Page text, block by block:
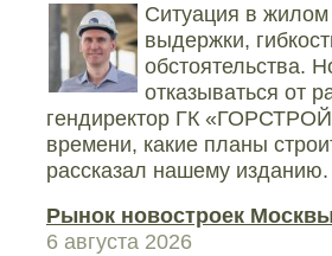
Ситуация в жилом
выдержки,
обстоятельства.
отказываться от
гендиректор ГК
времени, какие планы
рассказал нашему изданию.
Рынок новостроек
6 августа 2026